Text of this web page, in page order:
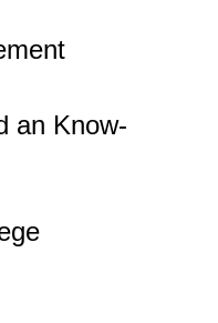
an Know-